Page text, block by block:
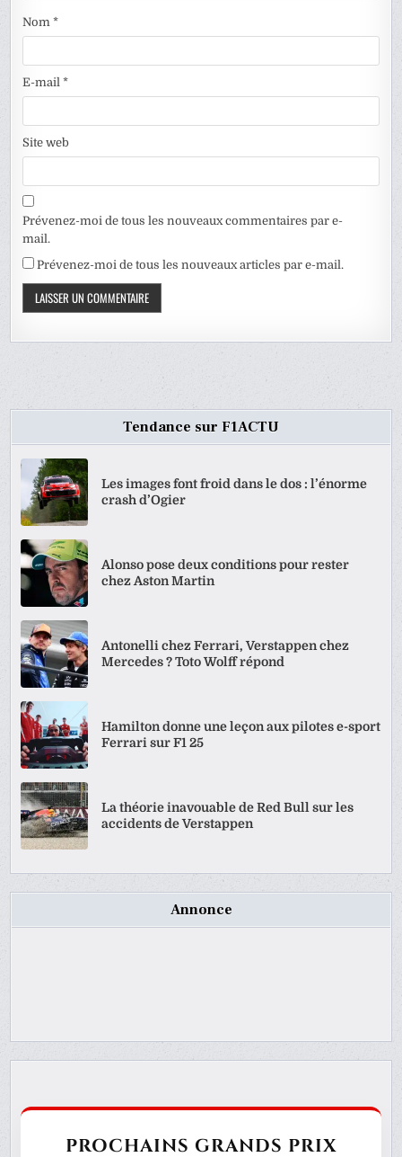
Nom*
E-mail*
Site web
Prévenez-moi de tous les nouveaux commentaires par e-
mail.
Prévenez-moi de tous les nouveaux articles par e-mail.
Tendance sur F1ACTU
Les images font froid dans le dos : l’énorme
crash d’Ogier
Alonso pose deux conditions pour rester
chez Aston Martin
Antonelli chez Ferrari, Verstappen chez
Mercedes ? Toto Wolff répond
Hamilton donne une leçon aux pilotes e-sport
Ferrari sur F1 25
La théorie inavouable de Red Bull sur les
accidents de Verstappen
Annonce
PROCHAINS GRANDS PRIX